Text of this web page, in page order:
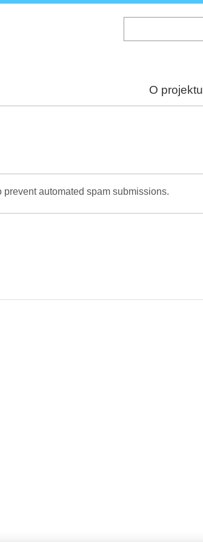
O projektu
automated spam submissions.